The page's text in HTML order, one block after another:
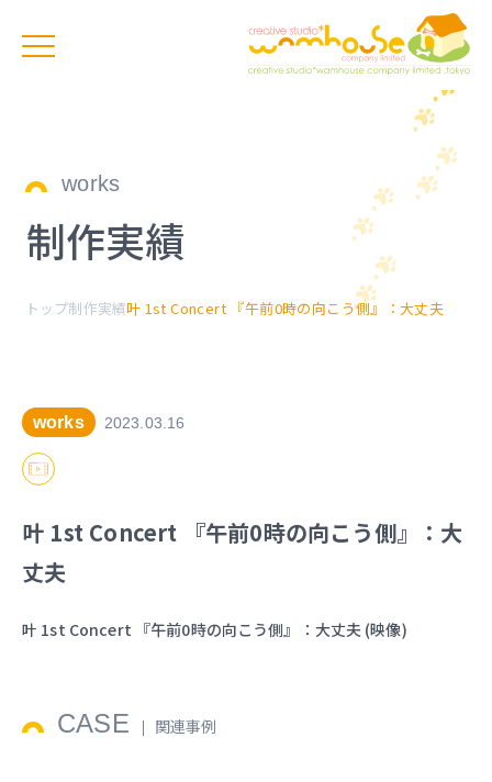
works
制作実績
トップ制作実績叶 1st Concert 『午前0時の向こう側』：大丈夫
works 2023.03.16
叶 1st Concert 『午前0時の向こう側』：大
丈夫
叶 1st Concert 『午前0時の向こう側』：大丈夫 (映像)
CASE 関連事例